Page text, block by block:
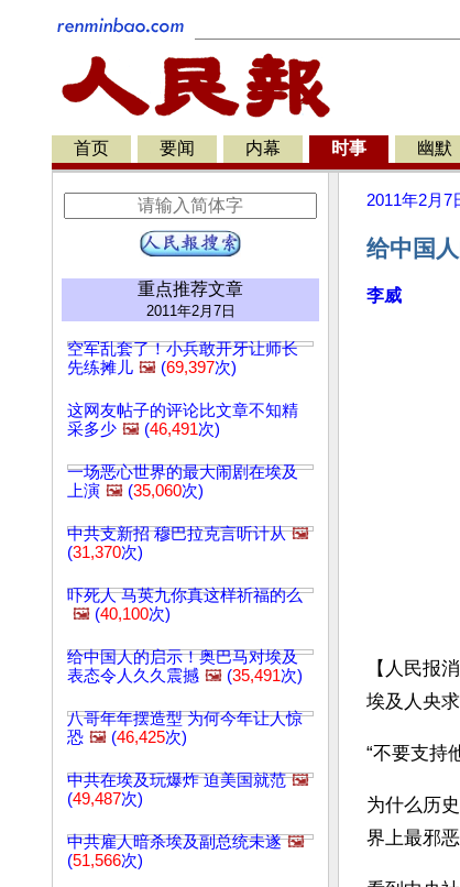
首页 要闻 内幕 时事 幽默
重点推荐文章
2011年2月7日
空军乱套了！小兵敢开牙让师长
先练摊儿 🖼️ (69,397次)
这网友帖子的评论比文章不知精
采多少 🖼️ (46,491次)
一场恶心世界的最大闹剧在埃及
上演 🖼️ (35,060次)
中共支新招 穆巴拉克言听计从 🖼️
(31,370次)
吓死人 马英九你真这样祈福的么
🖼️ (40,100次)
给中国人的启示！奥巴马对埃及
表态令人久久震撼 🖼️ (35,491次)
八哥年年摆造型 为何今年让人惊
恐 🖼️ (46,425次)
中共在埃及玩爆炸 迫美国就范 🖼️
(49,487次)
中共雇人暗杀埃及副总统未遂 🖼️
(51,566次)
2011年2月7
给中国
李威
【人民报
埃及人央
“不要支持
为什么历
界上最邪